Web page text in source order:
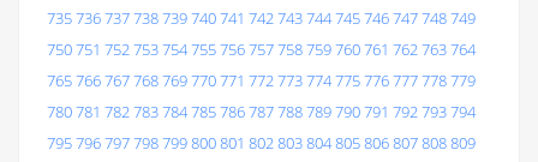
735736737738739740741 742743744745746747748749
750751 752753754755756757758759760761 762763764
765766767768769770771 772773774775776777778779
780781 782783784785786787788789790791 792793794
795796797798799800801 802803804805806807808809